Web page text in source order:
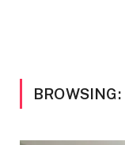
BROWSING: